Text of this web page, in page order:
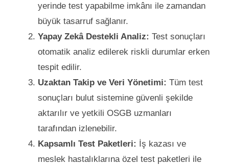
yerinde test yapabilme imkânı ile zamandan
büyük tasarruf sağlanır.
Yapay Zekâ Destekli Analiz: Test sonuçları
otomatik analiz edilerek riskli durumlar erken
tespit edilir.
Uzaktan Takip ve Veri Yönetimi: Tüm test
sonuçları bulut sistemine güvenli şekilde
aktarılır ve yetkili OSGB uzmanları
tarafından izlenebilir.
Kapsamlı Test Paketleri: İş kazası ve
meslek hastalıklarına özel test paketleri ile